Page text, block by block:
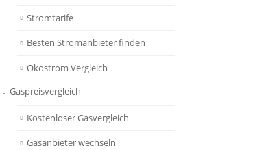
Stromtarife
Besten Stromanbieter finden
Ökostrom Vergleich
Gaspreisvergleich
Kostenloser Gasvergleich
Gasanbieter wechseln